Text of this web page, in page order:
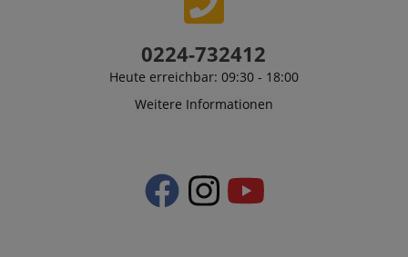
0224-732412
Heute erreichbar: 09:30 - 18:00
Weitere Informationen